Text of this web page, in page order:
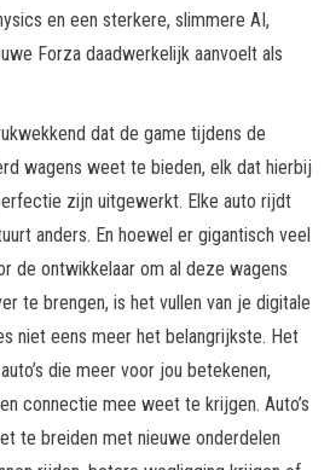
en een sterkere, slimmere AI,
Forza daadwerkelijk aanvoelt als
dat de game tijdens de
wagens weet te bieden, elk dat hierbij
zijn uitgewerkt. Elke auto rijdt
anders. En hoewel er gigantisch veel
de ontwikkelaar om al deze wagens
te brengen, is het vullen van je digitale
niet eens meer het belangrijkste. Het
die meer voor jou betekenen,
connectie mee weet te krijgen. Auto’s
te breiden met nieuwe onderdelen